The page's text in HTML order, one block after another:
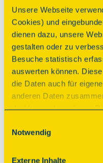
Unsere Webseite
Cookies) und
dienen dazu, unsere
gestalten oder zu
Besuche statistisch
auswerten können.
die Daten auch für
anderen Daten
die Verwendung dieser
unserer
einzelner Cookies
Notwendig
Externe Inhalte
Einzig
einer
Zeiten
Sonntag,
Minuten
Sonntag,
Sonntag,